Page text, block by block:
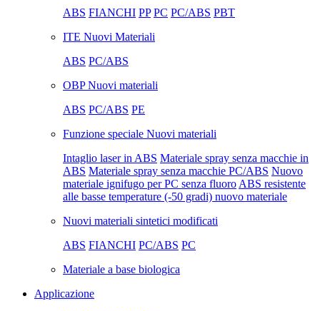
ABS FIANCHI PP PC PC/ABS PBT
ITE Nuovi Materiali
ABS PC/ABS
OBP Nuovi materiali
ABS PC/ABS PE
Funzione speciale Nuovi materiali
Intaglio laser in ABS Materiale spray senza macchie in
ABS Materiale spray senza macchie PC/ABS Nuovo
materiale ignifugo per PC senza fluoro ABS resistente
alle basse temperature (-50 gradi) nuovo materiale
Nuovi materiali sintetici modificati
ABS FIANCHI PC/ABS PC
Materiale a base biologica
Applicazione